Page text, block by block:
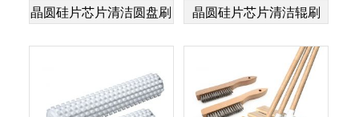
晶圆硅片芯片清洁圆盘刷 晶圆硅片芯片清洁辊刷